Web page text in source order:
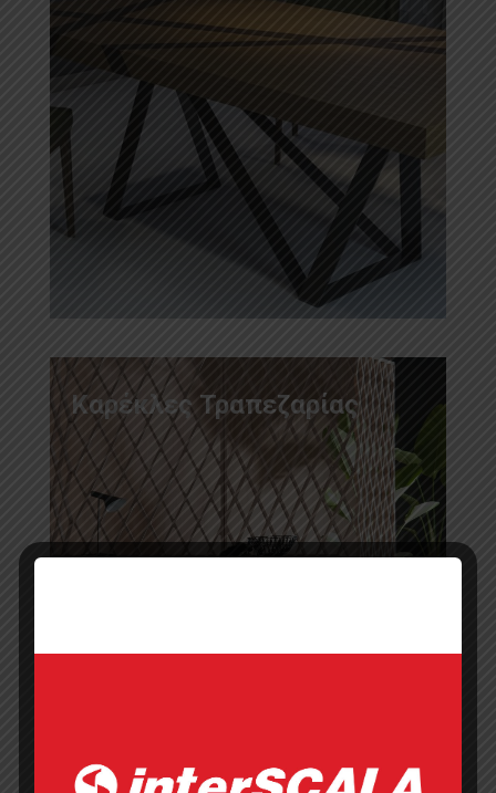
Καρέκλες Τραπεζαρίας